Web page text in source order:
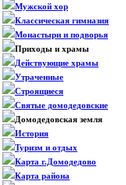
Мужской хор
Классическая гимназия
Монастыри и подворья
Приходы и храмы
Действующие храмы
Утраченные
Строящиеся
Святые домодедовские
Домодедовская земля
История
Туризм и отдых
Карта г.Домодедово
Карта района